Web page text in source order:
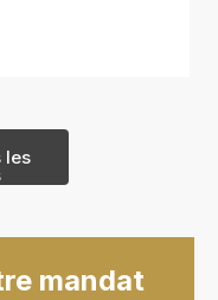
les
mandat